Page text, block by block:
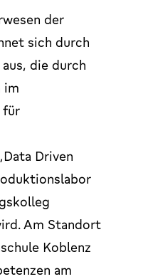
der
sich durch
die durch
im
für
Driven
Am Standort
Koblenz
am